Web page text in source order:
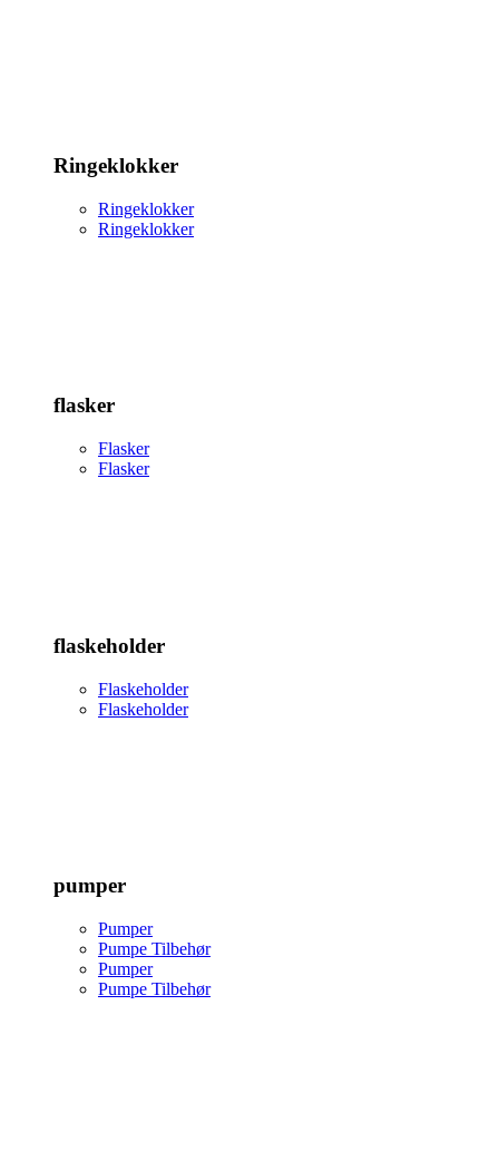
Ringeklokker
Ringeklokker
Ringeklokker
flasker
Flasker
Flasker
flaskeholder
Flaskeholder
Flaskeholder
pumper
Pumper
Pumpe Tilbehør
Pumper
Pumpe Tilbehør